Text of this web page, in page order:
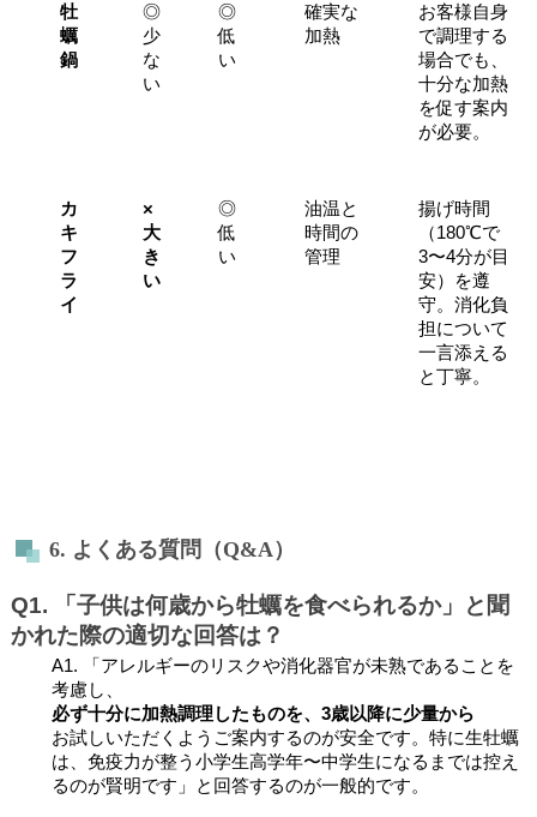
牡
蠣
鍋
◎
少
な
い
◎
低
い
確実な
加熱
お客様自身
で調理する
場合でも、
十分な加熱
を促す案内
が必要。
カ
キ
フ
ラ
イ
×
大
き
い
◎
低
い
油温と
時間の
管理
揚げ時間
（180℃で
3〜4分が目
安）を遵
守。消化負
担について
一言添える
と丁寧。
6. よくある質問（Q&A）
Q1. 「子供は何歳から牡蠣を食べられるか」と聞
かれた際の適切な回答は？
A1. 「アレルギーのリスクや消化器官が未熟であることを
考慮し、
必ず十分に加熱調理したものを、3歳以降に少量から
お試しいただくようご案内するのが安全です。特に生牡蠣
は、免疫力が整う小学生高学年〜中学生になるまでは控え
るのが賢明です」と回答するのが一般的です。